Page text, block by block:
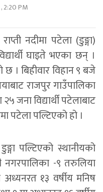
2:20 PM
नदीमा पटेला (डुङ्गा)
घाइते भएका छन् ।
। बिहीवार विहान ९ बजे
राजपुर गाउँपालिका
जना विद्यार्थी पटेलाबाट
पटेला पल्टिएको हो ।
डुङ्गा पल्टिएको स्थानीयको
-९ तरुलिया
अध्यनरत १३ वर्षीय मनिष